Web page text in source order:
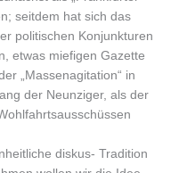
seitdem hat sich das
politischen Konjunkturen
etwas miefigen Gazette
„Massenagitation“ in
der Neunziger, als der
diskus- Tradition